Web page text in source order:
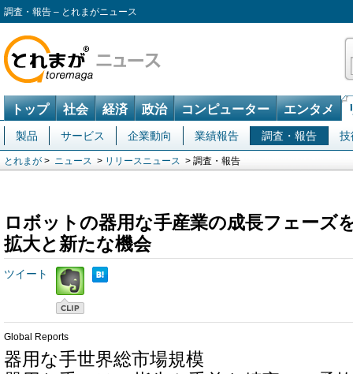
調査・報告 – とれまがニュース
トップ 社会 経済 政治 コンピューター エンタメ
製品 サービス 企業動向 業績報告 調査・報告 技
とれまが > ニュース > リリースニュース > 調査・報告
ロボットの器用な手産業の成長フェーズ
拡大と新たな機会
ツイート
Global Reports
器用な手世界総市場規模